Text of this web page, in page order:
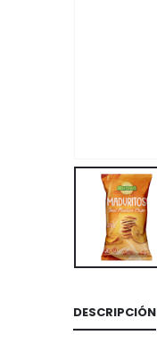
DESCRIPCIÓN